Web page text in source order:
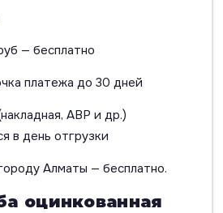
— бесплатно
платежа до 30 дней
АВР и др.)
в день отгрузки
Алматы — бесплатно.
оцинкованная